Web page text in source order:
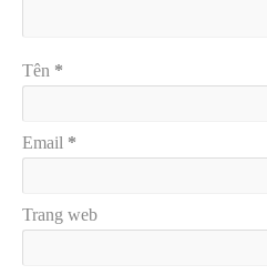
Tên *
Email *
Trang web